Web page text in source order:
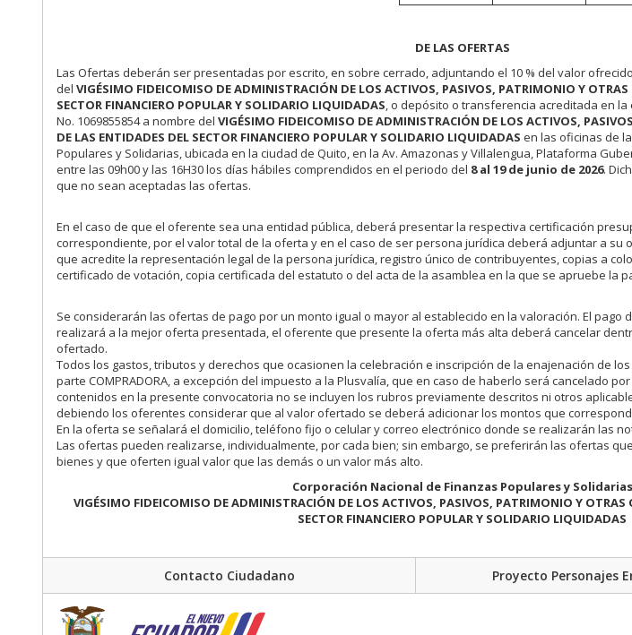
DE LAS OFERTAS
Las Ofertas deberán ser presentadas por escrito, en sobre cerrado, adjuntando el 10 % del valor
delVIGÉSIMO FIDEICOMISO DE ADMINISTRACIÓN DE LOS ACTIVOS, PASIVOS, PATRIMONIO Y
SECTOR FINANCIERO POPULAR Y SOLIDARIO LIQUIDADAS, o depósito o transferencia acreditada en
No. 1069855854 a nombre delVIGÉSIMO FIDEICOMISO DE ADMINISTRACIÓN DE LOS ACTIVOS,
DE LAS ENTIDADES DEL SECTOR FINANCIERO POPULAR Y SOLIDARIO LIQUIDADAS en las oficinas de
Populares y Solidarias, ubicada en la ciudad de Quito, en la Av. Amazonas y Villalengua, Plataforma
entre las 09h00 y las 16H30 los días hábiles comprendidos en el periodo del 8 al 19 de junio de 2026.
que no sean aceptadas las ofertas.
En el caso de que el oferente sea una entidad pública, deberá presentar la respectiva certificación
correspondiente, por el valor total de la oferta y en el caso de ser persona jurídica deberá adjuntar a su
que acredite la representación legal de la persona jurídica, registro único de contribuyentes, copias a
certificado de votación, copia certificada del estatuto o del acta de la asamblea en la que se apruebe la
Se considerarán las ofertas de pago por un monto igual o mayor al establecido en la valoración. El pago
realizará a la mejor oferta presentada, el oferente que presente la oferta más alta deberá cancelar
ofertado.
Todos los gastos, tributos y derechos que ocasionen la celebración e inscripción de la enajenación de
parte COMPRADORA, a excepción del impuesto a la Plusvalía, que en caso de haberlo será cancelado por
contenidos en la presente convocatoria no se incluyen los rubros previamente descritos ni otros
debiendo los oferentes considerar que al valor ofertado se deberá adicionar los montos que
En la oferta se señalará el domicilio, teléfono fijo o celular y correo electrónico donde se realizarán las
Las ofertas pueden realizarse, individualmente, por cada bien; sin embargo, se preferirán las ofertas
bienes y que oferten igual valor que las demás o un valor más alto.
Corporación Nacional de Finanzas Populares y Solidarias
VIGÉSIMO FIDEICOMISO DE ADMINISTRACIÓN DE LOS ACTIVOS, PASIVOS, PATRIMONIO Y OTRAS
SECTOR FINANCIERO POPULAR Y SOLIDARIO LIQUIDADAS
Contacto Ciudadano Proyecto Personajes